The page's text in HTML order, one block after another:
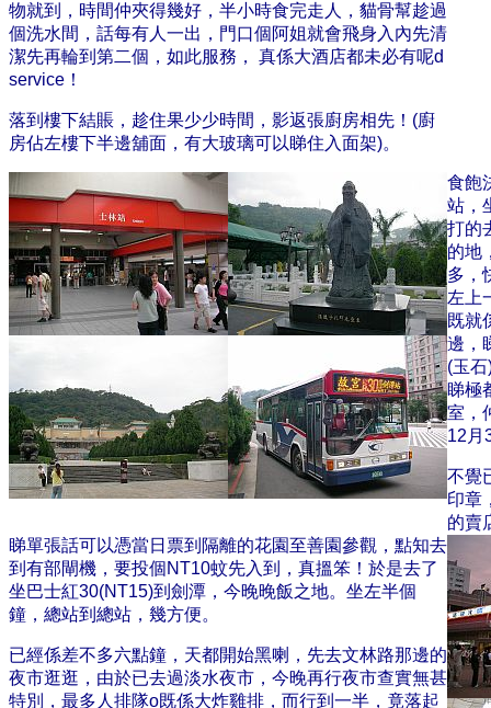
物就到，時間仲夾得幾好，半小時食完走人，貓骨幫趁過
個洗水間，話每有人一出，門口個阿姐就會飛身入內先清
潔先再輪到第二個，如此服務， 真係大酒店都未必有呢d
service！
落到樓下結賬，趁住果少少時間，影返張廚房相先！(廚
房佔左樓下半邊舖面，有大玻璃可以睇住入面架)。
食飽
站，
打的
的地
多，
左上
既就
邊，
(玉
睇極
室，
12月
不覺
印章
的賣
睇單張話可以憑當日票到隔離的花園至善園參觀，點知去
到有部閘機，要投個NT10蚊先入到，真搵笨！於是去了
坐巴士紅30(NT15)到劍潭，今晚晚飯之地。坐左半個
鐘，總站到總站，幾方便。
已經係差不多六點鐘，天都開始黑喇，先去文林路那邊的
夜市逛逛，由於已去過淡水夜市，今晚再行夜市查實無甚
特別，最多人排隊o既係大炸雞排，而行到一半，竟落起